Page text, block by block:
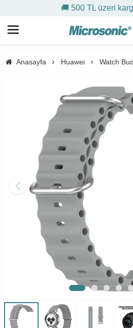
🚚 500 TL üzeri
Anasayfa Huawei Watch